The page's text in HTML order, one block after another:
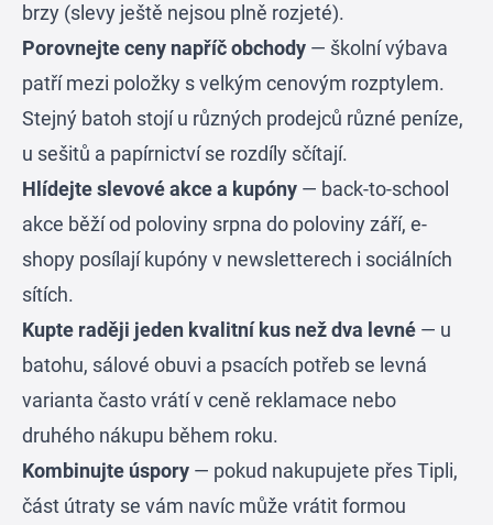
brzy (slevy ještě nejsou plně rozjeté).
Porovnejte ceny napříč obchody — školní výbava
patří mezi položky s velkým cenovým rozptylem.
Stejný batoh stojí u různých prodejců různé peníze,
u sešitů a papírnictví se rozdíly sčítají.
Hlídejte slevové akce a kupóny — back-to-school
akce běží od poloviny srpna do poloviny září, e-
shopy posílají kupóny v newsletterech i sociálních
sítích.
Kupte raději jeden kvalitní kus než dva levné — u
batohu, sálové obuvi a psacích potřeb se levná
varianta často vrátí v ceně reklamace nebo
druhého nákupu během roku.
Kombinujte úspory — pokud nakupujete přes Tipli,
část útraty se vám navíc může vrátit formou